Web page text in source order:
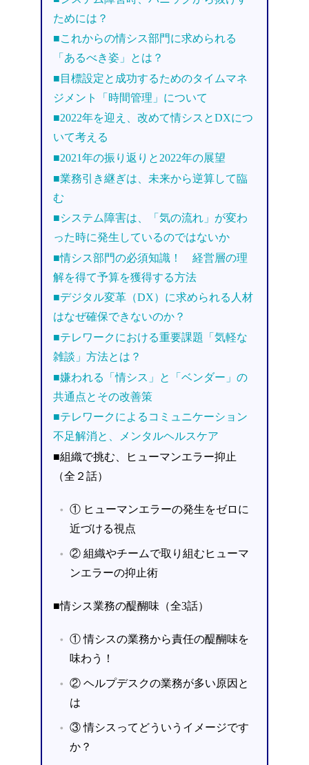
ためには？
■これからの情シス部門に求められる
「あるべき姿」とは？
■目標設定と成功するためのタイムマネ
ジメント「時間管理」について
■2022年を迎え、改めて情シスとDXにつ
いて考える
■2021年の振り返りと2022年の展望
■業務引き継ぎは、未来から逆算して臨
む
■システム障害は、「気の流れ」が変わ
った時に発生しているのではないか
■情シス部門の必須知識！ 経営層の理
解を得て予算を獲得する方法
■デジタル変革（DX）に求められる人材
はなぜ確保できないのか？
■テレワークにおける重要課題「気軽な
雑談」方法とは？
■嫌われる「情シス」と「ベンダー」の
共通点とその改善策
■テレワークによるコミュニケーション
不足解消と、メンタルヘルスケア
■組織で挑む、ヒューマンエラー抑止
（全２話）
① ヒューマンエラーの発生をゼロに
近づける視点
② 組織やチームで取り組むヒューマ
ンエラーの抑止術
■情シス業務の醍醐味（全3話）
① 情シスの業務から責任の醍醐味を
味わう！
② ヘルプデスクの業務が多い原因と
は
③ 情シスってどういうイメージです
か？